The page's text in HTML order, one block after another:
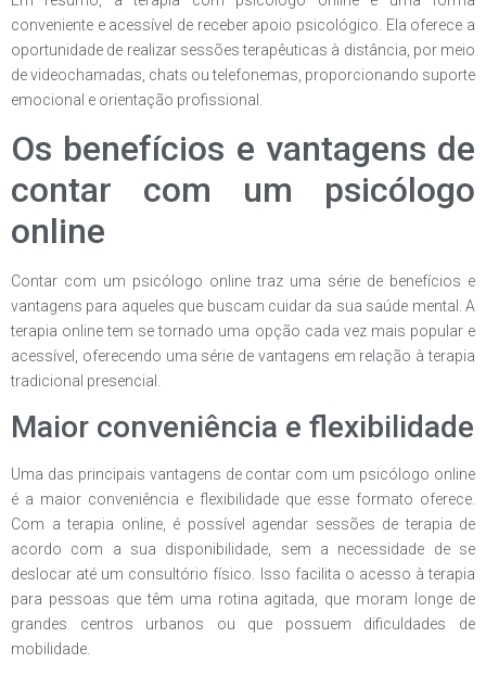
conveniente e acessível de receber apoio psicológico. Ela oferece a
oportunidade de realizar sessões terapêuticas à distância, por meio
de videochamadas, chats ou telefonemas, proporcionando suporte
emocional e orientação profissional.
Os benefícios e vantagens de
contar com um psicólogo
online
Contar com um psicólogo online traz uma série de benefícios e
vantagens para aqueles que buscam cuidar da sua saúde mental. A
terapia online tem se tornado uma opção cada vez mais popular e
acessível, oferecendo uma série de vantagens em relação à terapia
tradicional presencial.
Maior conveniência e flexibilidade
Uma das principais vantagens de contar com um psicólogo online
é a maior conveniência e flexibilidade que esse formato oferece.
Com a terapia online, é possível agendar sessões de terapia de
acordo com a sua disponibilidade, sem a necessidade de se
deslocar até um consultório físico. Isso facilita o acesso à terapia
para pessoas que têm uma rotina agitada, que moram longe de
grandes centros urbanos ou que possuem dificuldades de
mobilidade.